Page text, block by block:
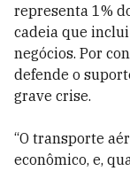
representa 1%
cadeia que
negócios. Por
defende o
grave crise.
“O transporte
econômico, e,